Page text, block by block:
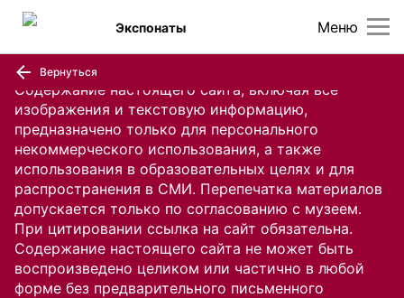
Содержание настоящего сайта, включая все
изображения и текстовую информацию,
предназначено только для персонального
некоммерческого использования, а также
использования в образовательных целях и для
распространения в СМИ. Перепечатка материалов
допускается только по согласованию с музеем.
При цитировании ссылка на сайт обязательна.
Содержание настоящего сайта не может быть
воспроизведено целиком или частично в любой
форме без предварительного письменного
Меню
Экспонаты
Вернуться